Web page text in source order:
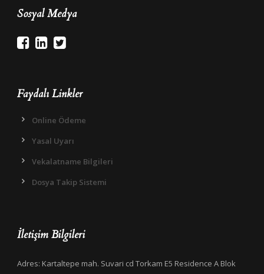
Sosyal Medya
Faydalı Linkler
Online Ödeme
Yasal Uyarı
Vekalatname Bilgileri
Dosya Takip Sistemi
İletişim Bilgileri
Adres: Kartaltepe mah. Suvari cd Torkam E5 Residence A Blok